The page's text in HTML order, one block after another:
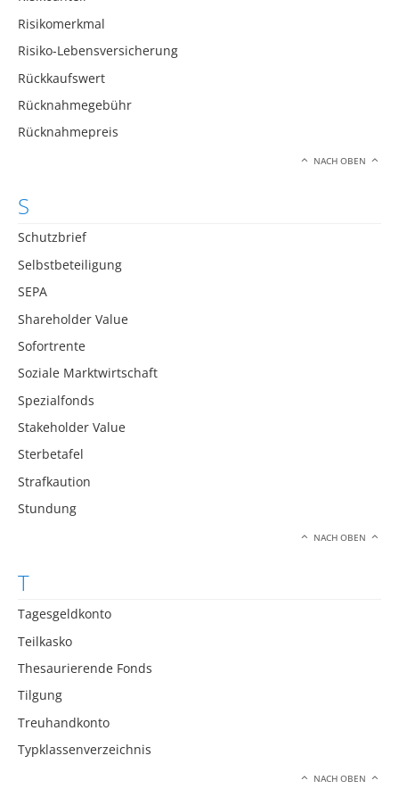
Risikomerkmal
Risiko-Lebensversicherung
Rückkaufswert
Rücknahmegebühr
Rücknahmepreis
NACH OBEN
S
Schutzbrief
Selbstbeteiligung
SEPA
Shareholder Value
Sofortrente
Soziale Marktwirtschaft
Spezialfonds
Stakeholder Value
Sterbetafel
Strafkaution
Stundung
NACH OBEN
T
Tagesgeldkonto
Teilkasko
Thesaurierende Fonds
Tilgung
Treuhandkonto
Typklassenverzeichnis
NACH OBEN